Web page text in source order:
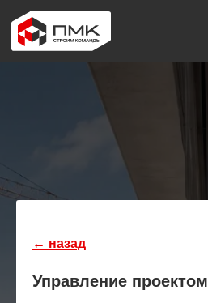
← назад
Управление проектом